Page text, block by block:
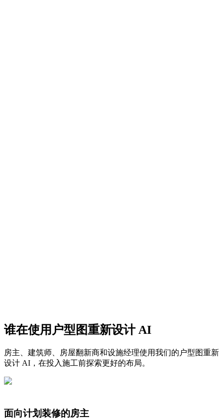
查看前后对比
谁在使用户型图重新设计 AI
房主、建筑师、房屋翻新商和设施经理使用我们的户型图重新
设计 AI，在投入施工前探索更好的布局。
面向计划装修的房主